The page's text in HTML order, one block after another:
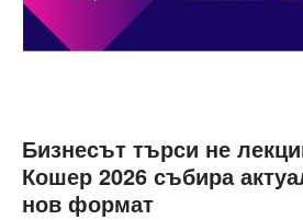
Бизнесът търси не
Кошер 2026 събира
нов формат